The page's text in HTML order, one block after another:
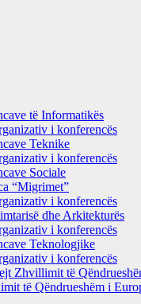
të Informatikës
i konferencës
Teknike
i konferencës
Sociale
“Migrimet”
i konferencës
dhe Arkitekturës
i konferencës
Teknologjike
i konferencës
Zhvillimit të
të Qëndrueshëm i